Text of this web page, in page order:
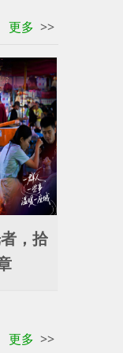
更多 >>
，拾
更多 >>